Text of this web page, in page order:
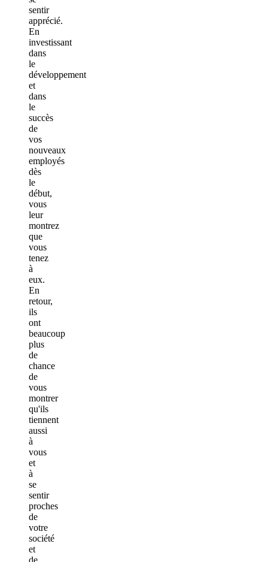
sentir
apprécié.
En
investissant
dans
le
développement
et
dans
le
succès
de
vos
nouveaux
employés
dès
le
début,
vous
leur
montrez
que
vous
tenez
à
eux.
En
retour,
ils
ont
beaucoup
plus
de
chance
de
vous
montrer
qu'ils
tiennent
aussi
à
vous
et
à
se
sentir
proches
de
votre
société
et
de